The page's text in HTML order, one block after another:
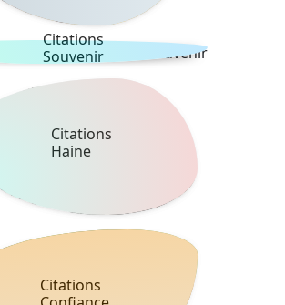
Citations
Souvenir
Citations
Haine
Citations